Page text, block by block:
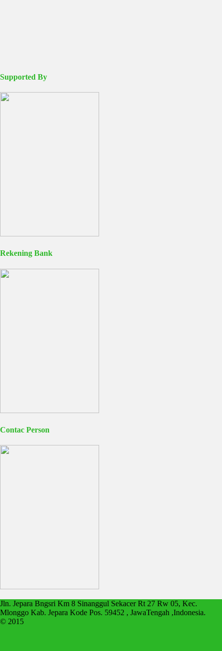
Supported By
Rekening Bank
Contac Person
Jln. Jepara Bngsri Km 8 Sinanggul Sekacer Rt 27 Rw 05, Kec.
Mlonggo Kab. Jepara Kode Pos. 59452 , JawaTengah ,Indonesia.
© 2015